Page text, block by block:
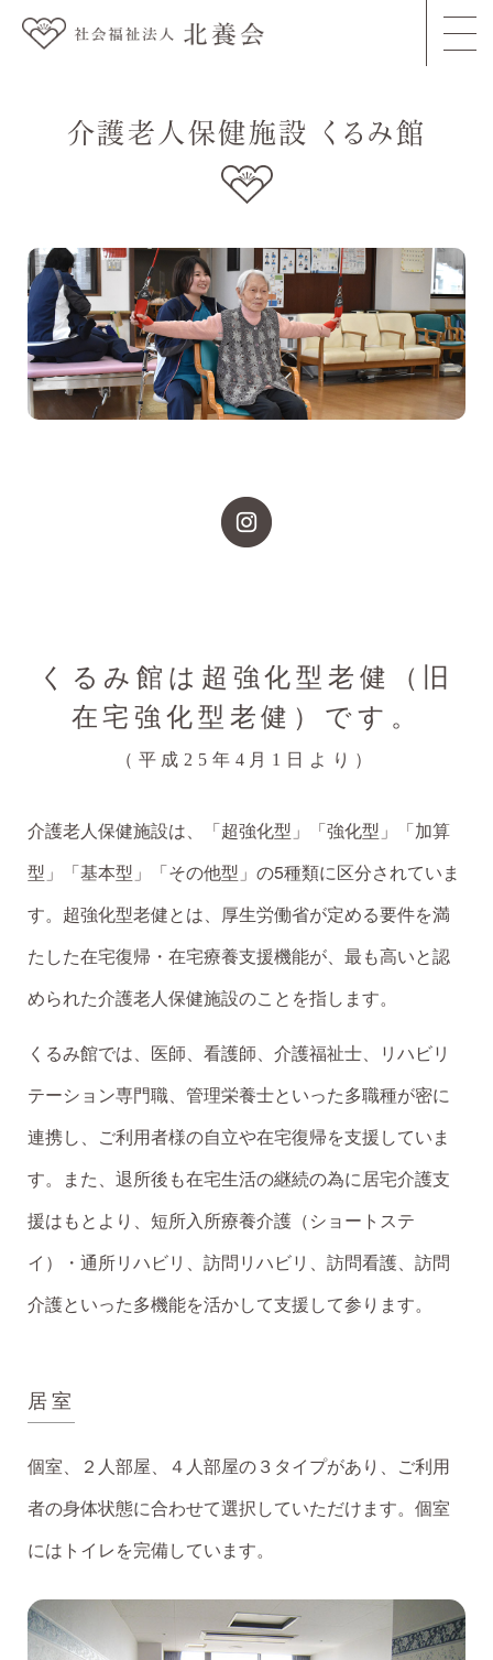
介護老人保健施設 くるみ館
くるみ館は超強化型老健（旧
在宅強化型老健）です。
（平成25年4月1日より）
介護老人保健施設は、「超強化型」「強化型」「加算
型」「基本型」「その他型」の5種類に区分されていま
す。超強化型老健とは、厚生労働省が定める要件を満
たした在宅復帰・在宅療養支援機能が、最も高いと認
められた介護老人保健施設のことを指します。
くるみ館では、医師、看護師、介護福祉士、リハビリ
テーション専門職、管理栄養士といった多職種が密に
連携し、ご利用者様の自立や在宅復帰を支援していま
す。また、退所後も在宅生活の継続の為に居宅介護支
援はもとより、短所入所療養介護（ショートステ
イ）・通所リハビリ、訪問リハビリ、訪問看護、訪問
介護といった多機能を活かして支援して参ります。
居室
個室、２人部屋、４人部屋の３タイプがあり、ご利用
者の身体状態に合わせて選択していただけます。個室
にはトイレを完備しています。